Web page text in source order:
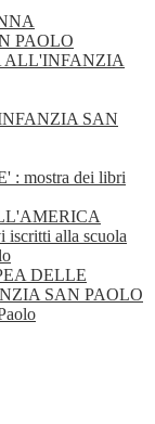
PAOLO
ALL'INFANZIA
SAN
: mostra dei libri
iscritti alla scuola
DELLE
SAN PAOLO